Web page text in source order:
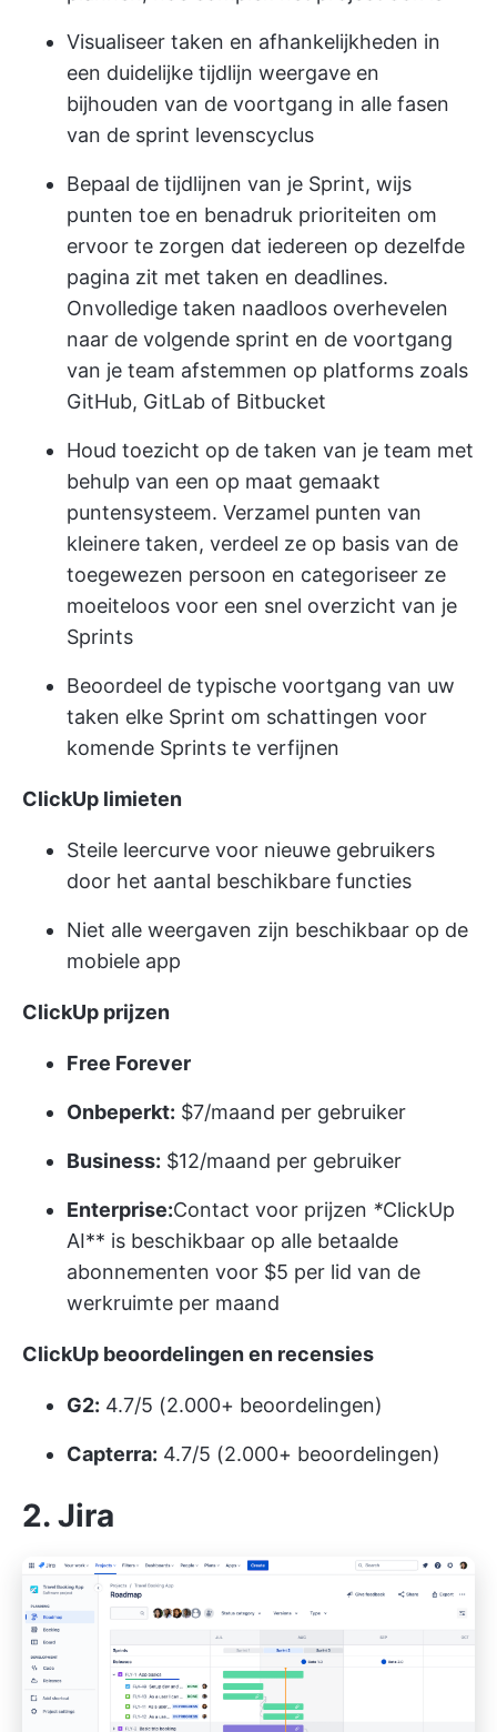
Visualiseer taken en afhankelijkheden in
een duidelijke tijdlijn weergave en
bijhouden van de voortgang in alle fasen
van de sprint levenscyclus
Bepaal de tijdlijnen van je Sprint, wijs
punten toe en benadruk prioriteiten om
ervoor te zorgen dat iedereen op dezelfde
pagina zit met taken en deadlines.
Onvolledige taken naadloos overhevelen
naar de volgende sprint en de voortgang
van je team afstemmen op platforms zoals
GitHub, GitLab of Bitbucket
Houd toezicht op de taken van je team met
behulp van een op maat gemaakt
puntensysteem. Verzamel punten van
kleinere taken, verdeel ze op basis van de
toegewezen persoon en categoriseer ze
moeiteloos voor een snel overzicht van je
Sprints
Beoordeel de typische voortgang van uw
taken elke Sprint om schattingen voor
komende Sprints te verfijnen
ClickUp limieten
Steile leercurve voor nieuwe gebruikers
door het aantal beschikbare functies
Niet alle weergaven zijn beschikbaar op de
mobiele app
ClickUp prijzen
Free Forever
Onbeperkt: $7/maand per gebruiker
Business: $12/maand per gebruiker
Enterprise:Contact voor prijzen *ClickUp
AI** is beschikbaar op alle betaalde
abonnementen voor $5 per lid van de
werkruimte per maand
ClickUp beoordelingen en recensies
G2: 4.7/5 (2.000+ beoordelingen)
Capterra: 4.7/5 (2.000+ beoordelingen)
2. Jira